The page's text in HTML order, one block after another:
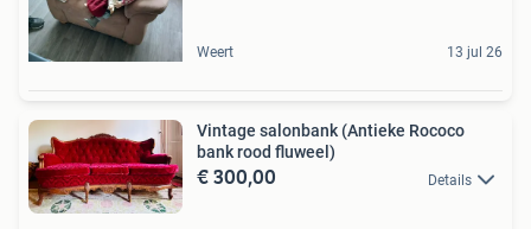
Weert 13 jul 26
Vintage salonbank (Antieke Rococo
bank rood fluweel)
€ 300,00 Details